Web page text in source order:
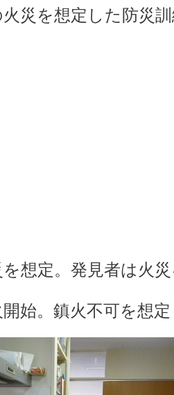
災を想定した防災訓
想定。発見者は火
始。鎮火不可を想